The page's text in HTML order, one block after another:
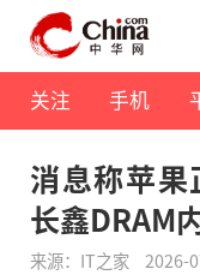
关注 手机
消息称苹
长鑫DRAM
来源：IT之家 2026-